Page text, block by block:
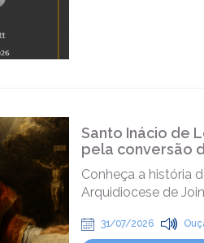
Santo Inácio de
pela conversão
Conheça a história
Arquidiocese de
31/07/2026